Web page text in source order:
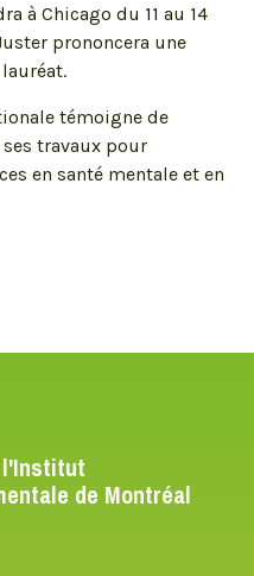
à Chicago du 11 au 14
prononcera une
témoigne de
ses travaux pour
en santé mentale et en
l'Institut
de Montréal